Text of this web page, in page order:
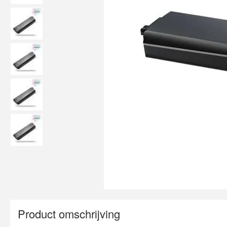
Product omschrijving